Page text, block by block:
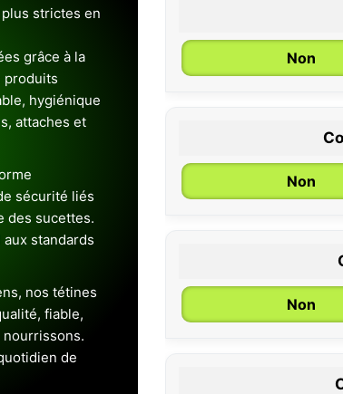
strictes en
grâce à la
produits
hygiénique
attaches et
sécurité liés
des sucettes.
standards
nos tétines
fiable,
de
Non
Non
Non